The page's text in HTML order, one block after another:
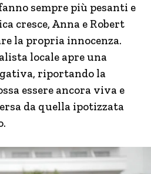
sempre più pesanti e
cresce, Anna e Robert
la propria innocenza.
locale apre una
riportando la
essere ancora viva e
da quella ipotizzata